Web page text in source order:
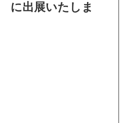
に出展いたしま